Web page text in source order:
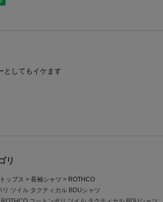
としてもイケます
リ
トップス 長袖シャツ
ROTHCO
リ ツイル タクティカル BDUシャツ